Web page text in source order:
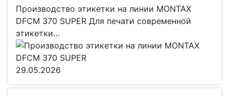
Производство этикетки на линии MONTAX
DFCM 370 SUPER Для печати современной
этикетки…
29.05.2026